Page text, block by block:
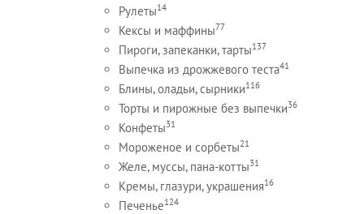
Рулеты14
Кексы и маффины77
Пироги, запеканки, тарты137
Выпечка из дрожжевого теста41
Блины, оладьи, сырники116
Торты и пирожные без выпечки36
Конфеты31
Мороженое и сорбеты21
Желе, муссы, пана-котты31
Кремы, глазури, украшения16
Печенье124